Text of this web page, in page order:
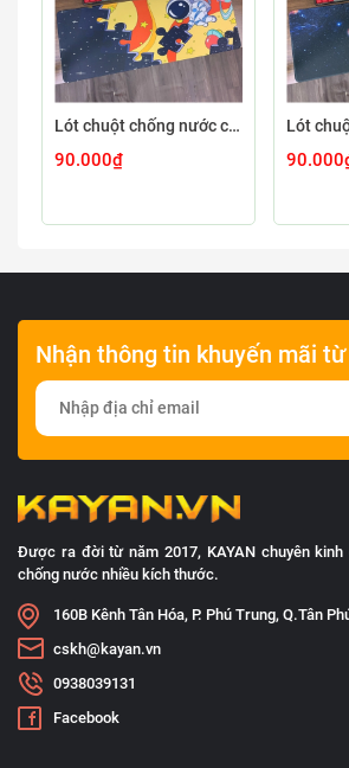
Lót chuột chống nước cỡ lớn 80x30cm dày 3mm ASTRO-03-80X30
90.000₫
Nhận thông tin khuyến mãi
Được ra đời từ năm 2017, KAYAN chuyên
chống nước nhiều kích thước.
160B Kênh Tân Hóa, P. Phú Trung, Q.Tân
cskh@kayan.vn
0938039131
Facebook